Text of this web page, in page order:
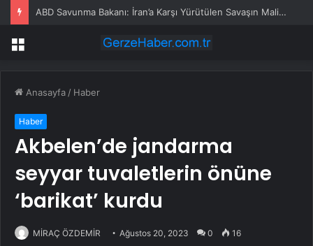
ABD Savunma Bakanı: İran’a Karşı Yürütülen Savaşın Maliyeti 37,5 Milyar Dolara Ulaştı
Menü
Anasayfa / Haber
Haber
Akbelen’de jandarma
seyyar tuvaletlerin önüne
‘barikat’ kurdu
MİRAÇ ÖZDEMİR Ağustos 20, 2023 0 16